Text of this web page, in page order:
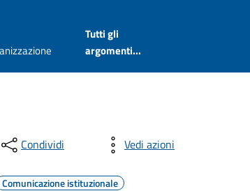
Tutti gli
argomenti...
Condividi Vedi azioni
Comunicazione istituzionale